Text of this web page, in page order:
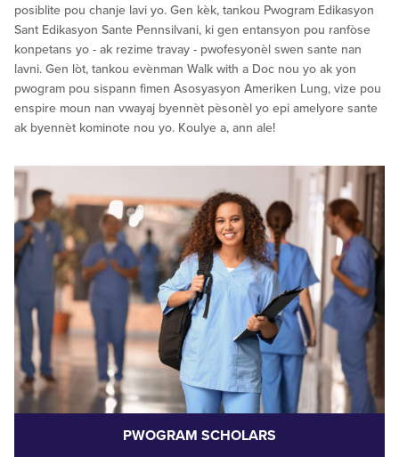
posiblite pou chanje lavi yo. Gen kèk, tankou Pwogram Edikasyon
Sant Edikasyon Sante Pennsilvani, ki gen entansyon pou ranfòse
konpetans yo - ak rezime travay - pwofesyonèl swen sante nan
lavni. Gen lòt, tankou evènman Walk with a Doc nou yo ak yon
pwogram pou sispann fimen Asosyasyon Ameriken Lung, vize pou
enspire moun nan vwayaj byennèt pèsonèl yo epi amelyore sante
ak byennèt kominote nou yo. Koulye a, ann ale!
PWOGRAM SCHOLARS